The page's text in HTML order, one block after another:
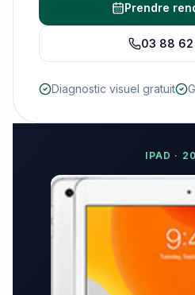
Prendre
03 88 62
Diagnostic visuel gratuit
IPAD ·